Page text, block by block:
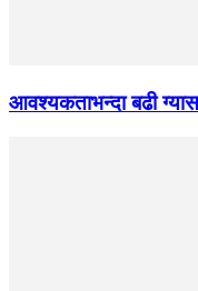
आवश्यकताभन्दा बढी